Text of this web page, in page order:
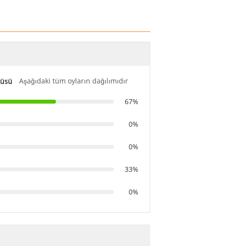
Aşağıdaki tüm oyların dağılımıdır
67%
0%
0%
33%
0%